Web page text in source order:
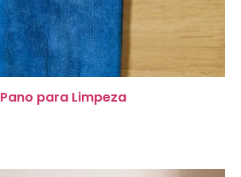
Pano para Limpeza